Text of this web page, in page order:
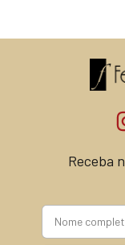
Receba